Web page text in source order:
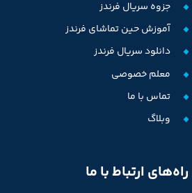
جزوه سریال فرندز
آموزش حین تماشای فرندز
دانلود سریال فرندز
معلم خصوصی
تماس با ما
وبلاگ
راه‌های ارتباط با ما